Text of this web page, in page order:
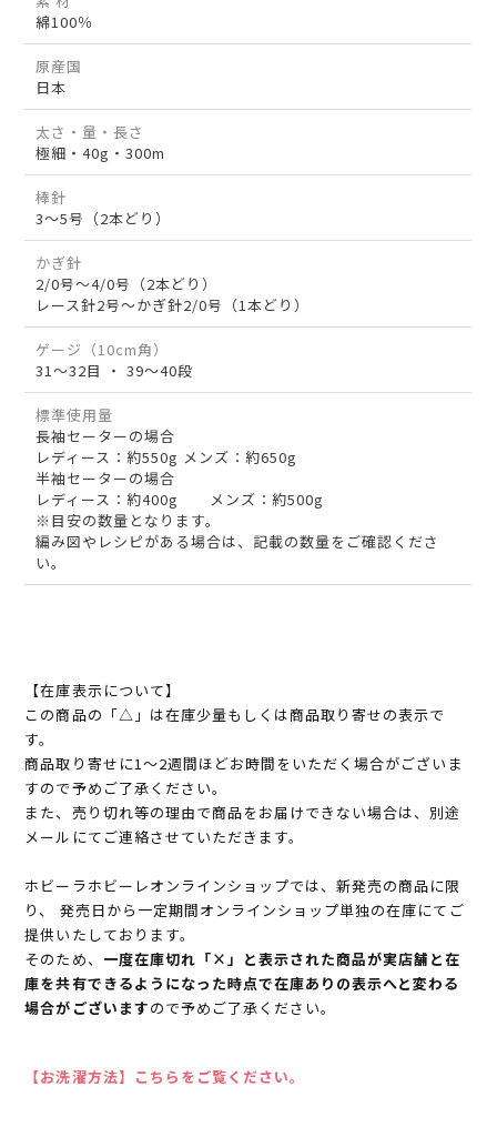
綿100％
原産国
日本
太さ・量・長さ
極細・40g・300m
棒針
3～5号（2本どり）
かぎ針
2/0号～4/0号（2本どり）
レース針2号～かぎ針2/0号（1本どり）
ゲージ（10cm角）
31～32目 ・ 39～40段
標準使用量
長袖セーターの場合
レディース：約550g メンズ：約650g
半袖セーターの場合
レディース：約400g メンズ：約500g
※目安の数量となります。
編み図やレシピがある場合は、記載の数量をご確認くださ
い。
【在庫表示について】
この商品の「△」は在庫少量もしくは商品取り寄せの表示で
す。
商品取り寄せに1～2週間ほどお時間をいただく場合がございま
すので予めご了承ください。
また、売り切れ等の理由で商品をお届けできない場合は、別途
メールにてご連絡させていただきます。
ホビーラホビーレオンラインショップでは、新発売の商品に限
り、 発売日から一定期間オンラインショップ単独の在庫にてご
提供いたしております。
そのため、 一度在庫切れ「×」と表示された商品が実店舗と在
庫を共有できるようになった時点で在庫ありの表示へと変わる
場合がございますので予めご了承ください。
【お洗濯方法】こちらをご覧ください。